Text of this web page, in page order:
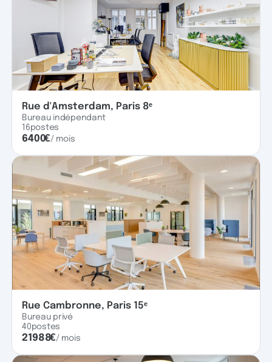
Rue d'Amsterdam, Paris 8ᵉ
Bureau indépendant
16postes
6400€/ mois
Rue Cambronne, Paris 15ᵉ
Bureau privé
40postes
21988€/ mois